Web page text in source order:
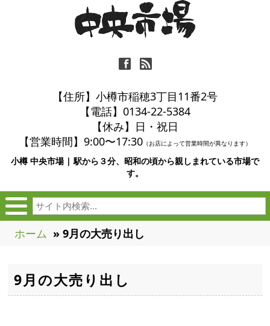
ä ñ
【住所】小樽市稲穂3丁目11番2号
【電話】0134-22-5384
【休み】日・祝日
【営業時間】9:00〜17:30（お店によって営業時間が異なります）
小樽 中央市場 | 駅から３分、昭和の頃から親しまれている市場で
す。
ホーム » 9月の大売り出し
9月の大売り出し